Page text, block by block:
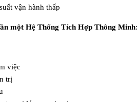
vận hành thấp
một Hệ Thống Tích Hợp Thông Minh
việc
trị